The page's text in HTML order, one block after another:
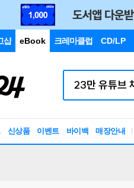
샵 eBook 크레마클럽 CD/LP
신상품 이벤트 바이백 매장안내